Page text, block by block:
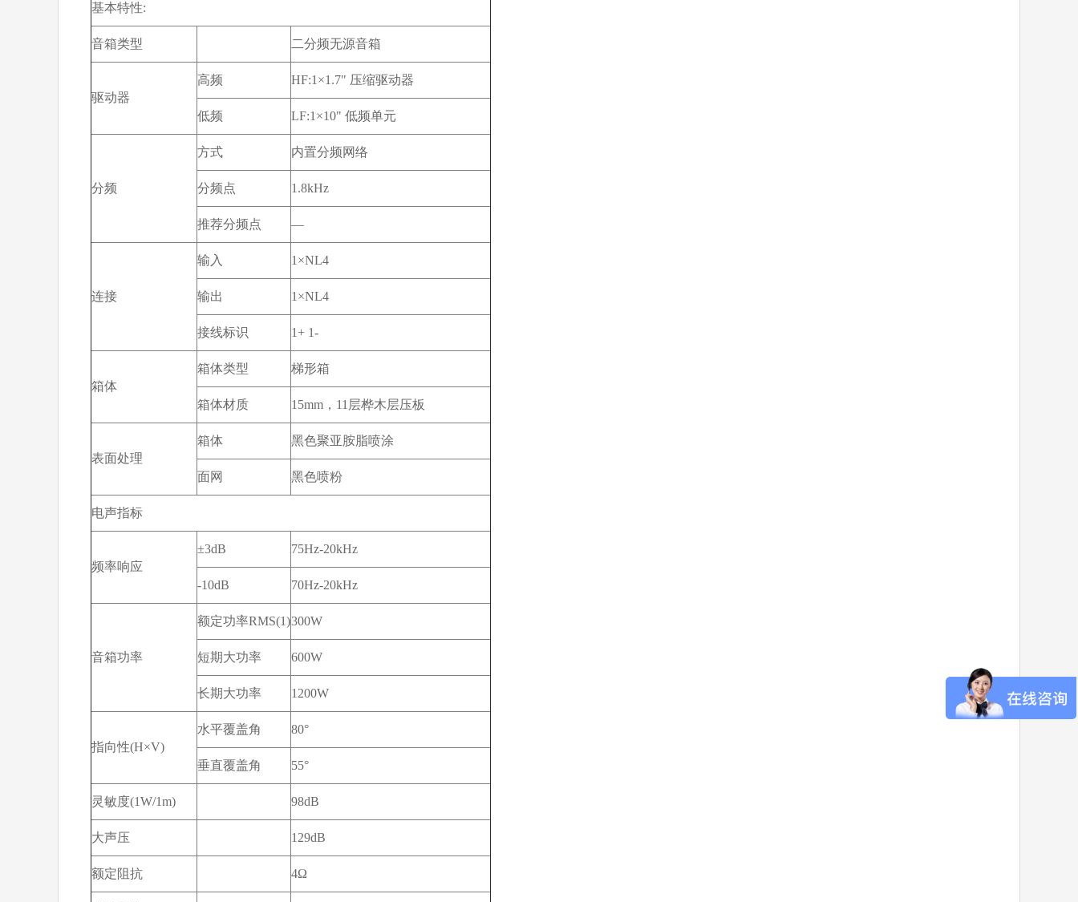
基本特性:
音箱类型 二分频无源音箱
驱动器
高频 HF:1×1.7" 压缩驱动器
低频 LF:1×10" 低频单元
分频
方式 内置分频网络
分频点 1.8kHz
推荐分频点 —
连接
输入 1×NL4
输出 1×NL4
接线标识 1+ 1-
箱体
箱体类型 梯形箱
箱体材质 15mm，11层桦木层压板
表面处理
箱体 黑色聚亚胺脂喷涂
面网 黑色喷粉
电声指标
频率响应
±3dB 75Hz-20kHz
-10dB 70Hz-20kHz
音箱功率
额定功率RMS(1)300W
短期大功率 600W
长期大功率 1200W
指向性(H×V)
水平覆盖角 80°
垂直覆盖角 55°
灵敏度(1W/1m) 98dB
大声压 129dB
额定阻抗 4Ω